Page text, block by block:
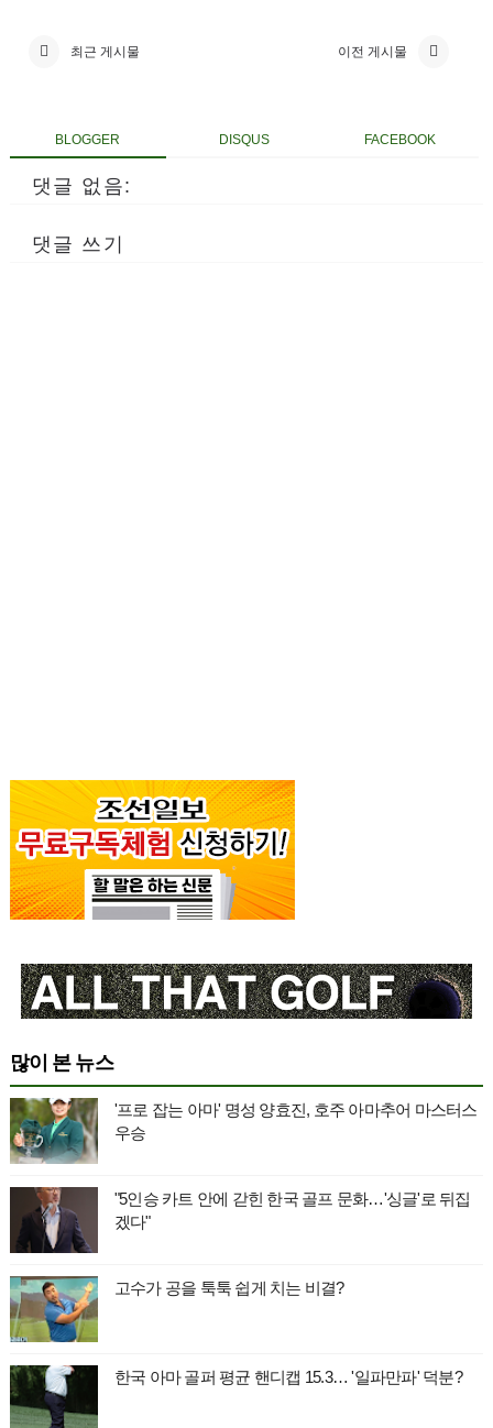
최근 게시물 이전 게시물
BLOGGER DISQUS FACEBOOK
댓글 없음:
댓글 쓰기
많이 본 뉴스
'프로 잡는 아마' 명성 양효진, 호주 아마추어 마스터스
우승
"5인승 카트 안에 갇힌 한국 골프 문화…'싱글'로 뒤집
겠다"
고수가 공을 툭툭 쉽게 치는 비결?
한국 아마 골퍼 평균 핸디캡 15.3… '일파만파' 덕분?